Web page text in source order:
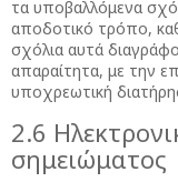
τα υποβαλλόμενα
αποδοτικό τρόπο,
σχόλια αυτά
απαραίτητα, με την
υποχρεωτική
2.6
σημειώματος